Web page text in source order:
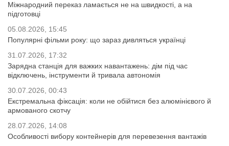
Міжнародний переказ ламається не на швидкості, а на
підготовці
05.08.2026, 15:45
Популярні фільми року: що зараз дивляться українці
31.07.2026, 17:32
Зарядна станція для важких навантажень: дім під час
відключень, інструменти й тривала автономія
30.07.2026, 00:43
Екстремальна фіксація: коли не обійтися без алюмінієвого й
армованого скотчу
28.07.2026, 14:08
Особливості вибору контейнерів для перевезення вантажів